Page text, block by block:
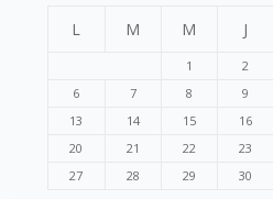
L M M J
1 2
6
7 8 9
13
14 15 16
20
21 22 23
27
28 29 30